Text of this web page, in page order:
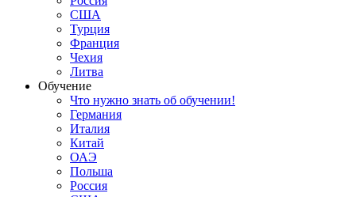
США
Турция
Франция
Чехия
Литва
Обучение
Что нужно знать об обучении!
Германия
Италия
Китай
ОАЭ
Польша
Россия